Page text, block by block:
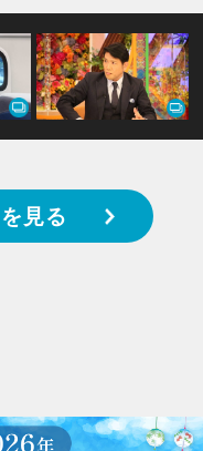
見る